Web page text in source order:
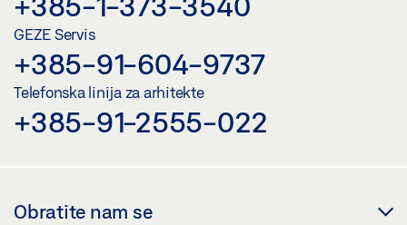
GEZE Servis
+385-91-604-9737
Telefonska linija za arhitekte
+385-91-2555-022
Obratite nam se